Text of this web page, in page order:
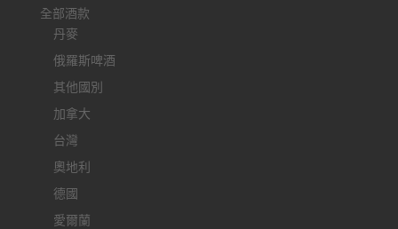
全部酒款
丹麥
俄羅斯啤酒
其他國別
加拿大
台灣
奧地利
德國
愛爾蘭